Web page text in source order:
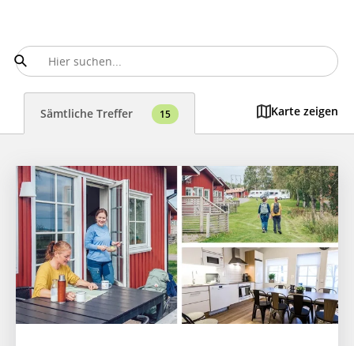
Sämtliche Treffer 15 Karte zeigen